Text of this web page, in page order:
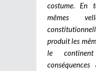
costume. En
mêmes
produit les
le